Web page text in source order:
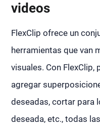
videos
FlexClip ofrece un
herramientas que van
visuales. Con
agregar
deseadas, cortar para
deseada, etc., todas